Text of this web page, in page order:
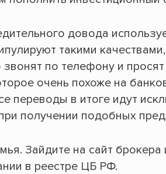
довода
такими
по телефону и просят
очень похоже на
переводы в итоге идут
получении подобных
Зайдите на сайт брокера
в реестре ЦБ РФ.